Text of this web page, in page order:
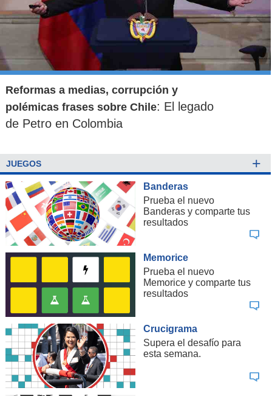
31
42
64
¿Cuál fue la variación del IPC en junio?
-0,4%
-0,2%
0,2%
0,4%
¿A cuál de estos países Estados Unidos le aplicará un
arancel de un 50% a sus importaciones, según lo
anunciado por Donald Trump?
Brasil
China
India
Reformas a medias, corrupción y
polémicas frases sobre Chile: El legado
de Petro en Colombia
JUEGOS +
Banderas
Prueba el nuevo
Banderas y comparte tus
resultados
Memorice
Prueba el nuevo
Memorice y comparte tus
resultados
Crucigrama
Supera el desafío para
esta semana.